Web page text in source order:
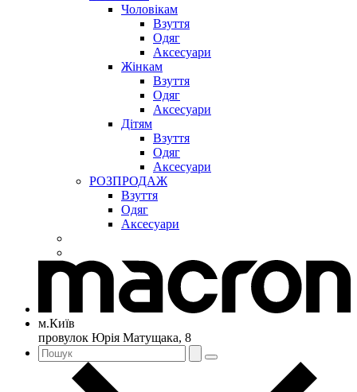
Чоловікам
Взуття
Одяг
Аксесуари
Жінкам
Взуття
Одяг
Аксесуари
Дітям
Взуття
Одяг
Аксесуари
РОЗПРОДАЖ
Взуття
Одяг
Аксесуари
м.Київ
провулок Юрія Матущака, 8